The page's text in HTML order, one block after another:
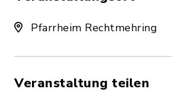
Pfarrheim Rechtmehring
Veranstaltung teilen